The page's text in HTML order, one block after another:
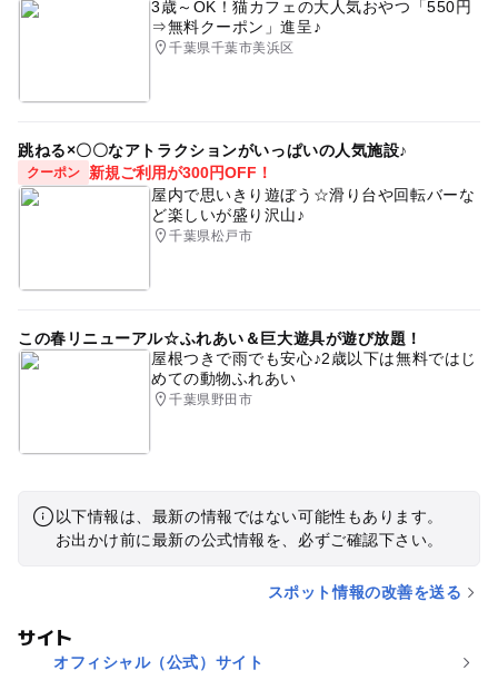
3歳～OK！猫カフェの大人気おやつ「550円
⇒無料クーポン」進呈♪
千葉県千葉市美浜区
跳ねる×〇〇なアトラクションがいっぱいの人気施設♪
クーポン
新規ご利用が300円OFF！
屋内で思いきり遊ぼう☆滑り台や回転バーな
ど楽しいが盛り沢山♪
千葉県松戸市
この春リニューアル☆ふれあい＆巨大遊具が遊び放題！
屋根つきで雨でも安心♪2歳以下は無料ではじ
めての動物ふれあい
千葉県野田市
以下情報は、最新の情報ではない可能性もあります。
お出かけ前に最新の公式情報を、必ずご確認下さい。
スポット情報の改善を送る
サイト
オフィシャル（公式）サイト